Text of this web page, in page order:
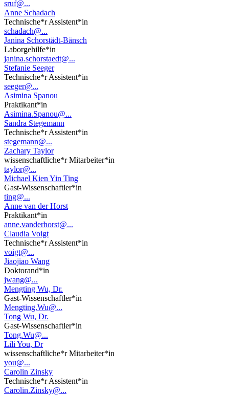
sruf@...
Anne Schadach
Technische*r Assistent*in
schadach@...
Janina Schorstädt-Bänsch
Laborgehilfe*in
janina.schorstaedt@...
Stefanie Seeger
Technische*r Assistent*in
seeger@...
Asimina Spanou
Praktikant*in
Asimina.Spanou@...
Sandra Stegemann
Technische*r Assistent*in
stegemann@...
Zachary Taylor
wissenschaftliche*r Mitarbeiter*in
taylor@...
Michael Kien Yin Ting
Gast-Wissenschaftler*in
ting@...
Anne van der Horst
Praktikant*in
anne.vanderhorst@...
Claudia Voigt
Technische*r Assistent*in
voigt@...
Jiaojiao Wang
Doktorand*in
jwang@...
Mengting Wu, Dr.
Gast-Wissenschaftler*in
Mengting.Wu@...
Tong Wu, Dr.
Gast-Wissenschaftler*in
Tong.Wu@...
Lili You, Dr
wissenschaftliche*r Mitarbeiter*in
you@...
Carolin Zinsky
Technische*r Assistent*in
Carolin.Zinsky@...